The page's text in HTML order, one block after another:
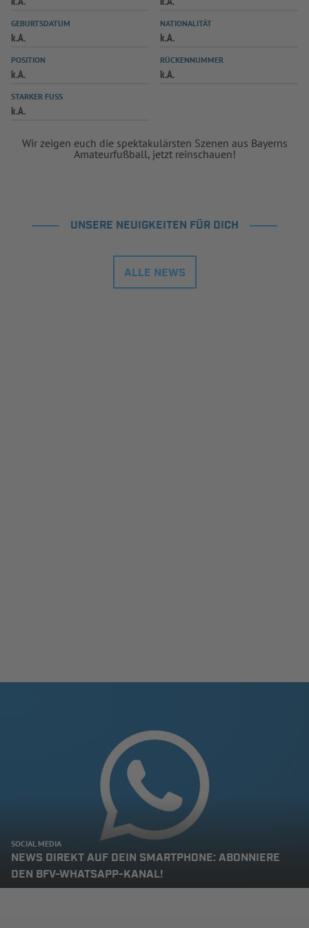
SPIELPLUS
GEBURTSDATUM
k.A.
NATIONALITÄT
k.A.
POSITION
k.A.
RÜCKENNUMMER
k.A.
STARKER FUSS
k.A.
Wir zeigen euch die spektakulärsten Szenen aus Bayerns
Amateurfußball, jetzt reinschauen!
UNSERE NEUIGKEITEN FÜR DICH
ALLE NEWS
SOCIAL MEDIA
NEWS DIREKT AUF DEIN SMARTPHONE: ABONNIERE
DEN BFV-WHATSAPP-KANAL!